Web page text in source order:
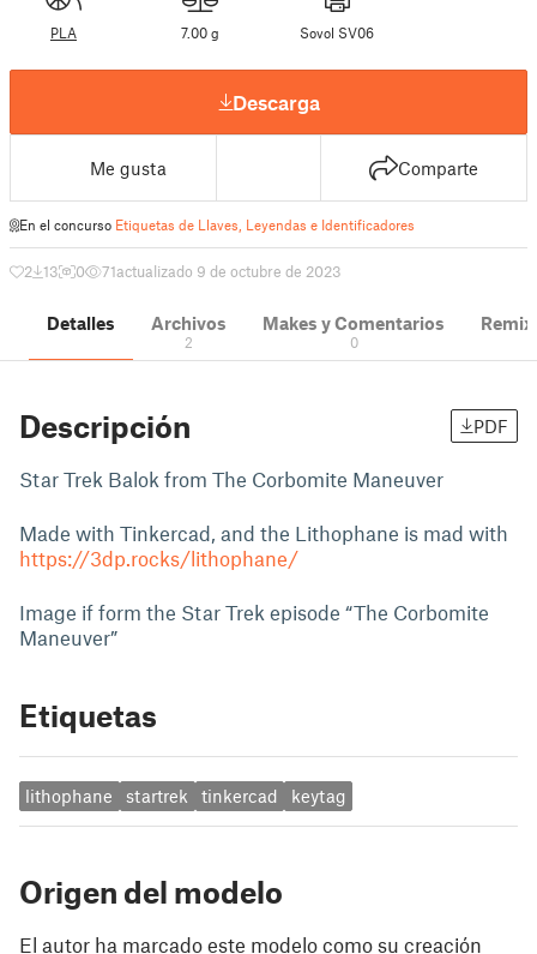
PLA 7.00 g Sovol SV06
Descarga
Me gusta Comparte
En el concurso Etiquetas de Llaves, Leyendas e Identificadores
2 13 0 71actualizado 9 de octubre de 2023
Detalles Archivos
2
Makes y Comentarios
0
Descripción PDF
Star Trek Balok from The Corbomite Maneuver
Made with Tinkercad, and the Lithophane is mad with
https://3dp.rocks/lithophane/
Image if form the Star Trek episode “The Corbomite
Maneuver”
Etiquetas
lithophane startrek tinkercad keytag
Origen del modelo
El autor ha marcado este modelo como su creación